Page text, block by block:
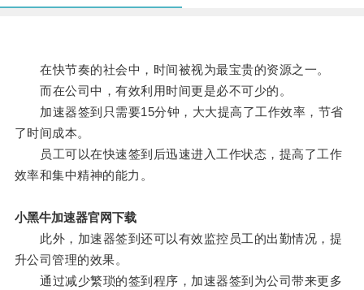
在快节奏的社会中，时间被视为最宝贵的资源之一。
而在公司中，有效利用时间更是必不可少的。
加速器签到只需要15分钟，大大提高了工作效率，节省
了时间成本。
员工可以在快速签到后迅速进入工作状态，提高了工作
效率和集中精神的能力。
小黑牛加速器官网下载
此外，加速器签到还可以有效监控员工的出勤情况，提
升公司管理的效果。
通过减少繁琐的签到程序，加速器签到为公司带来更多